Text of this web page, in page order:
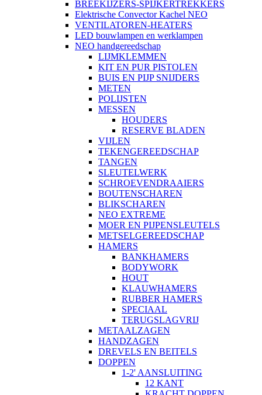
BREEKIJZERS-SPIJKERTREKKERS
Elektrische Convector Kachel NEO
VENTILATOREN-HEATERS
LED bouwlampen en werklampen
NEO handgereedschap
LIJMKLEMMEN
KIT EN PUR PISTOLEN
BUIS EN PIJP SNIJDERS
METEN
POLIJSTEN
MESSEN
HOUDERS
RESERVE BLADEN
VIJLEN
TEKENGEREEDSCHAP
TANGEN
SLEUTELWERK
SCHROEVENDRAAIERS
BOUTENSCHAREN
BLIKSCHAREN
NEO EXTREME
MOER EN PIJPENSLEUTELS
METSELGEREEDSCHAP
HAMERS
BANKHAMERS
BODYWORK
HOUT
KLAUWHAMERS
RUBBER HAMERS
SPECIAAL
TERUGSLAGVRIJ
METAALZAGEN
HANDZAGEN
DREVELS EN BEITELS
DOPPEN
1-2' AANSLUITING
12 KANT